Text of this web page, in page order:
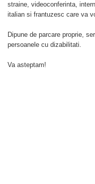
straine, videoconferinta,
italian si frantuzesc care va
Dipune de parcare proprie,
persoanele cu dizabilitati.
Va asteptam!